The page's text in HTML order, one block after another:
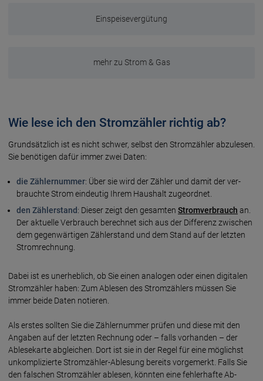
Einspeisevergütung
mehr zu Strom & Gas
Wie lese ich den Stromzähler richtig ab?
Grundsätzlich ist es nicht schwer, selbst den Strom­zähler abzu­lesen.
Sie benö­tigen dafür immer zwei Daten:
die Zählernummer: Über sie wird der Zähler und damit der ver­
brauchte Strom ein­deutig Ihrem Haus­halt zuge­ordnet.
den Zählerstand: Dieser zeigt den gesamten Strom­ver­brauch an.
Der aktu­elle Ver­brauch berech­net sich aus der Diffe­renz zwischen
dem gegen­wärtigen Zähler­stand und dem Stand auf der letzten
Strom­rechnung.
Dabei ist es unerheblich, ob Sie einen ana­logen oder einen digi­talen
Strom­zähler haben: Zum Ablesen des Strom­zählers müssen Sie
immer beide Daten notieren.
Als erstes sollten Sie die Zähler­nummer prüfen und diese mit den
Angaben auf der letzten Rech­nung oder – falls vor­handen – der
Ablese­karte ab­gleichen. Dort ist sie in der Regel für eine mög­lichst
un­kompli­zierte Stromzähler-Ablesung bereits vorge­merkt. Falls Sie
den falschen Strom­zähler ablesen, könnten eine fehler­hafte Ab­